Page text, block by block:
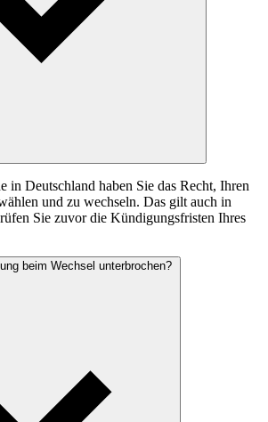
in Deutschland haben Sie das Recht, Ihren
und zu wechseln. Das gilt auch in
Sie zuvor die Kündigungsfristen Ihres
beim Wechsel unterbrochen?